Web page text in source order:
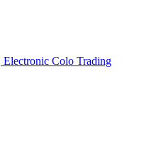
Electronic Colo Trading